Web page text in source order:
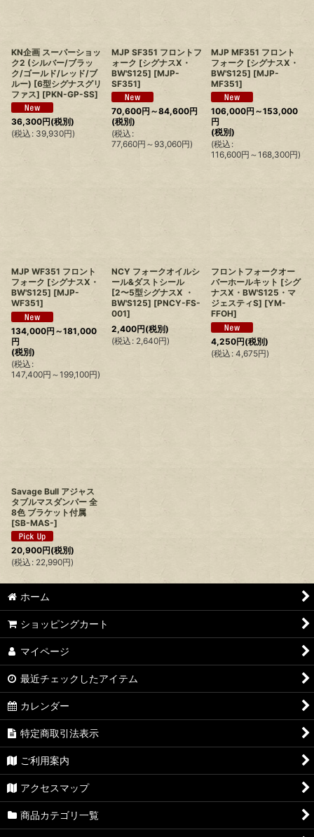
KN企画 スーパーショッ
ク2 (シルバー/ブラッ
ク/ゴールド/レッド/ブ
ルー) [6型シグナスグリ
ファス] [PKN-GP-SS]
36,300円(税別)
(税込 : 39,930円)
MJP SF351 フロントフ
ォーク [シグナスX・
BW'S125] [MJP-
SF351]
70,600円 ～84,600円
(税別)
(税込 :
77,660円 ～93,060円)
MJP MF351 フロント
フォーク [シグナスX・
BW'S125] [MJP-
MF351]
106,000円 ～153,000
円
(税別)
(税込 :
116,600円 ～168,300円)
MJP WF351 フロント
フォーク [シグナスX・
BW'S125] [MJP-
WF351]
134,000円 ～181,000
円
(税別)
(税込 :
147,400円 ～199,100円)
NCY フォークオイルシ
ール&ダストシール
[2〜5型シグナスX ・
BW'S125] [PNCY-FS-
001]
2,400円(税別)
(税込 : 2,640円)
フロントフォークオー
バーホールキット [シグ
ナスX・BW'S125・マ
ジェスティS] [YM-
FFOH]
4,250円(税別)
(税込 : 4,675円)
Savage Bull アジャス
タブルマスダンパー 全
8色 ブラケット付属
[SB-MAS-]
20,900円(税別)
(税込 : 22,990円)
ホーム
ショッピングカート
マイページ
最近チェックしたアイテム
カレンダー
特定商取引法表示
ご利用案内
アクセスマップ
商品カテゴリ一覧